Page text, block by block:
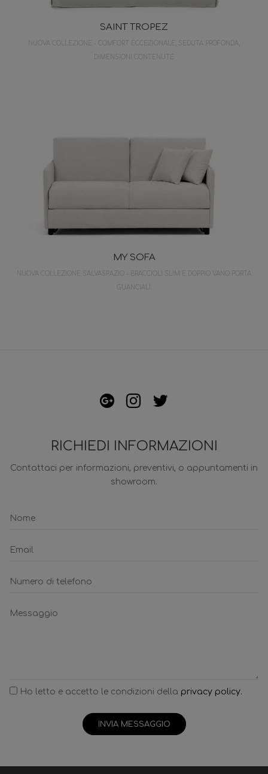
SAINT TROPEZ
NUOVA COLLEZIONE - COMFORT ECCEZIONALE, SEDUTA PROFONDA,
MY SOFA
NUOVA COLLEZIONE SALVASPAZIO - BRACCIOLI SLIM E DOPPIO VANO PORTA
GUANCIALI.
RICHIEDI INFORMAZIONI
Contattaci per informazioni, preventivi, o appuntamenti in
showroom.
Ho letto e accetto le condizioni della privacy policy.
INVIA MESSAGGIO